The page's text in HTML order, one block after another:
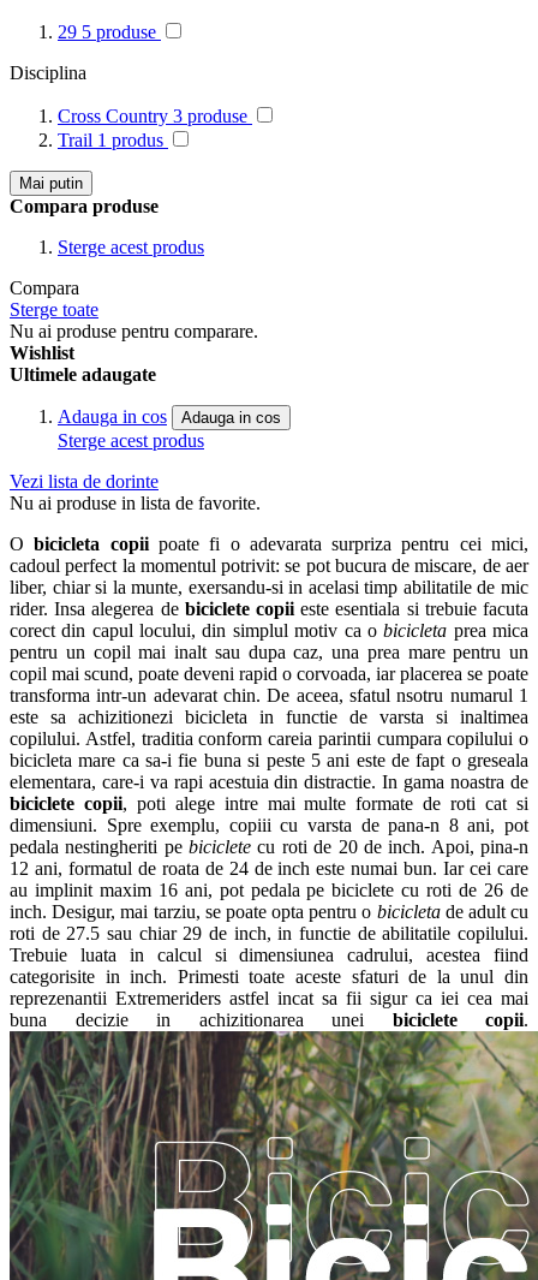
29 5 produse
Disciplina
Cross Country 3 produse
Trail 1 produs
Mai putin
Compara produse
Sterge acest produs
Compara
Sterge toate
Nu ai produse pentru comparare.
Wishlist
Ultimele adaugate
Adauga in cos Adauga in cos
Sterge acest produs
Vezi lista de dorinte
Nu ai produse in lista de favorite.
Obicicleta copiipoate fi o adevarata surpriza pentru cei mici,
cadoul perfect la momentul potrivit: se pot bucura de miscare, de aer
liber, chiar si la munte, exersandu-si in acelasi timp abilitatile de mic
rider. Insa alegerea de biciclete copii este esentiala si trebuie facuta
corect din capul locului, din simplul motiv ca obicicleta prea mica
pentru un copil mai inalt sau dupa caz, una prea mare pentru un
copil mai scund, poate deveni rapid o corvoada, iar placerea se poate
transforma intr-un adevarat chin. De aceea, sfatul nsotru numarul 1
este sa achizitionezi bicicleta in functie de varsta si inaltimea
copilului. Astfel, traditia conform careia parintii cumpara copilului o
bicicleta mare ca sa-i fie buna si peste 5 ani este de fapt o greseala
elementara, care-i va rapi acestuia din distractie. In gama noastra de
biciclete copii, poti alege intre mai multe formate de roti cat si
dimensiuni. Spre exemplu, copiii cu varsta de pana-n 8 ani, pot
pedala nestingheriti pebiciclete cu roti de 20 de inch. Apoi, pina-n
12 ani, formatul de roata de 24 de inch este numai bun. Iar cei care
au implinit maxim 16 ani, pot pedala pe biciclete cu roti de 26 de
inch. Desigur, mai tarziu, se poate opta pentru o bicicletade adult cu
roti de 27.5 sau chiar 29 de inch, in functie de abilitatile copilului.
Trebuie luata in calcul si dimensiunea cadrului, acestea fiind
categorisite in inch. Primesti toate aceste sfaturi de la unul din
reprezenantii Extremeriders astfel incat sa fii sigur ca iei cea mai
buna decizie in achizitionarea unei biciclete copii.